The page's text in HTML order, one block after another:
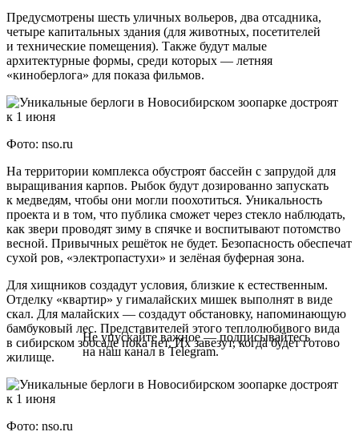
Предусмотрены шесть уличных вольеров, два отсадника,
четыре капитальных здания (для животных, посетителей
и технические помещения). Также будут малые
архитектурные формы, среди которых — летняя
«киноберлога» для показа фильмов.
Фото: nso.ru
На территории комплекса обустроят бассейн с запрудой для
выращивания карпов. Рыбок будут дозированно запускать
к медведям, чтобы они могли поохотиться. Уникальность
проекта и в том, что публика сможет через стекло наблюдать,
как звери проводят зиму в спячке и воспитывают потомство
весной. Привычных решёток не будет. Безопасность обеспечат
сухой ров, «электропастухи» и зелёная буферная зона.
Для хищников создадут условия, близкие к естественным.
Отделку «квартир» у гималайских мишек выполнят в виде
скал. Для малайских — создадут обстановку, напоминающую
бамбуковый лес. Представителей этого теплолюбивого вида
в сибирском зоосаде пока нет. Их завезут, когда будет готово
жилище.
Фото: nso.ru
Не упускайте важное — подписывайтесь
на наш канал в Telegram.